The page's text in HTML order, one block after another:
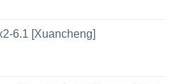
6.1 [Xuancheng]